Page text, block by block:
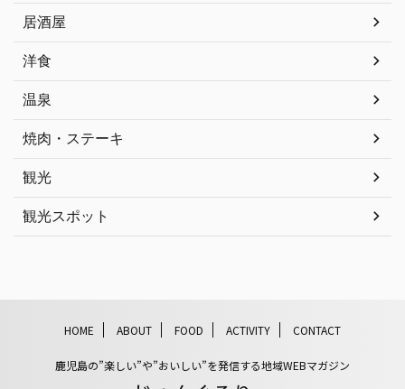
居酒屋
洋食
温泉
焼肉・ステーキ
観光
観光スポット
HOME ABOUT FOOD ACTIVITY CONTACT
鹿児島の”楽しい”や”おいしい”を発信する地域WEBマガジン